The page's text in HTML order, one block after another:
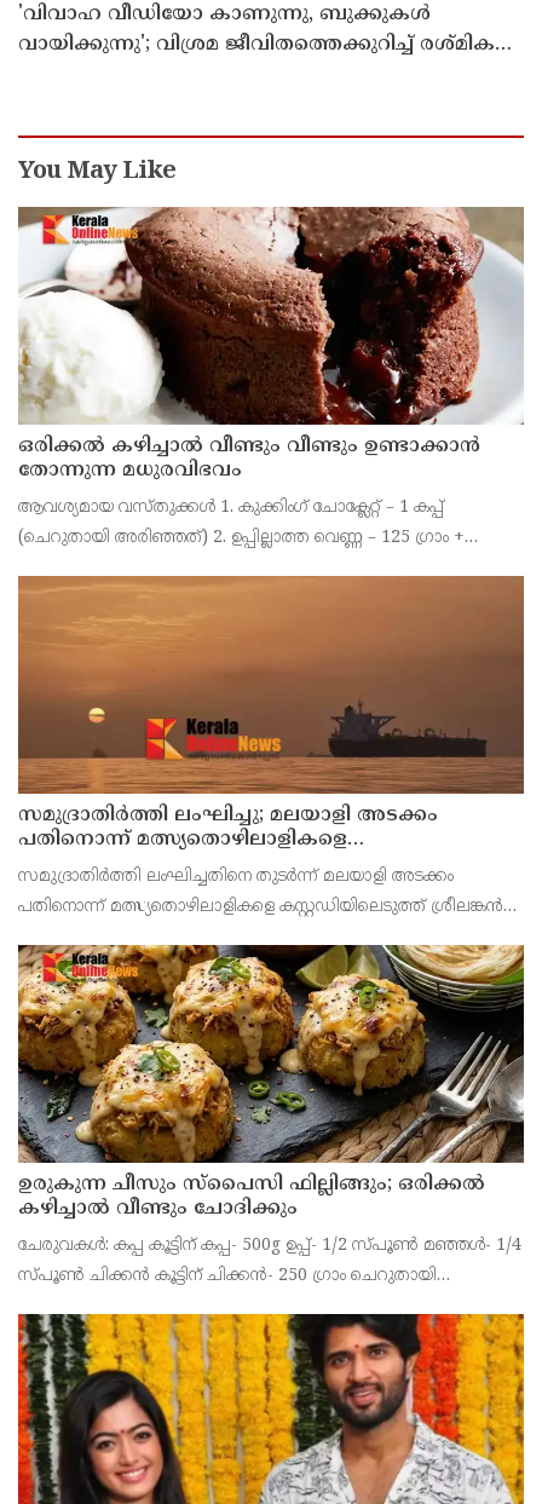
'വിവാഹ വീഡിയോ കാണുന്നു, ബുക്കുകള്‍
വായിക്കുന്നു'; വിശ്രമ ജീവിതത്തെക്കുറിച്ച് രശ്മിക
You May Like
ഒരിക്കൽ കഴിച്ചാൽ വീണ്ടും വീണ്ടും ഉണ്ടാക്കാൻ
തോന്നുന്ന മധുരവിഭവം
ആവശ്യമായ വസ്തുക്കൾ 1. കുക്കിംഗ് ചോക്ലേറ്റ് – 1 കപ്പ്
(ചെറുതായി അരിഞ്ഞത്) 2. ഉപ്പില്ലാത്ത വെണ്ണ – 125 ഗ്രാം +
പഞ്ചസാര – അര കപ്പ് + 2 ടേബിൾസ്പൂ
സമുദ്രാതിർത്തി ലംഘിച്ചു; മലയാളി അടക്കം
പതിനൊന്ന് മത്സ്യതൊഴിലാളികളെ
കസ്റ്റഡിയിലെടുത്ത് ശ്രീലങ്കൻ നാവികസേന
സമുദ്രാതിർത്തി ലംഘിച്ചതിനെ തുടർന്ന് മലയാളി അടക്കം
പതിനൊന്ന് മത്സ്യതൊഴിലാളികളെ കസ്റ്റഡിയിലെടുത്ത് ശ്രീലങ്കൻ
ഉൾപ്പെടെയുള്ള ആളുകളെയാണ് കസ്റ്റഡിയിലെടുത്തത്.
ഉരുകുന്ന ചീസും സ്പൈസി ഫില്ലിങ്ങും; ഒരിക്കൽ
കഴിച്ചാൽ വീണ്ടും ചോദിക്കും
ചേരുവകൾ: കപ്പ കൂട്ടിന് കപ്പ- 500g ഉപ്പ്- 1/2 സ്പൂൺ മഞ്ഞൾ- 1/4
സ്പൂൺ ചിക്കൻ കൂട്ടിന് ചിക്കൻ- 250 ഗ്രാം ചെറുതായി
എണ്ണം, അരിഞ്ഞത് പച്ചമുളക്- 2 എണ്ണം